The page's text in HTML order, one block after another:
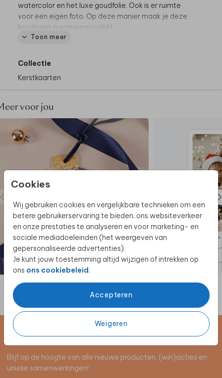
Cookies
Wij gebruiken cookies en vergelijkbare technieken om een
betere gebruikerservaring te bieden, ons websiteverkeer
en onze prestaties te analyseren en voor marketing- en
sociale mediadoeleinden (het weergeven van
gepersonaliseerde advertenties).
Je kunt jouw toestemming altijd wijzigen of intrekken op
ons ons cookiebeleid.
Accepteren
Weigeren
watercolor en het luxe goudfolie. Ook is er ruimte
voor een eigen foto. Op deze manier maak je deze
kerstkaart mega persoonlijk!
Toon meer
Collectie
Kerstkaarten
voor jou
Schrijf je in voor de nieuwsbrief
Blijf op de hoogte van alle nieuwe producten, (win)acties en
unieke samenwerkingen!